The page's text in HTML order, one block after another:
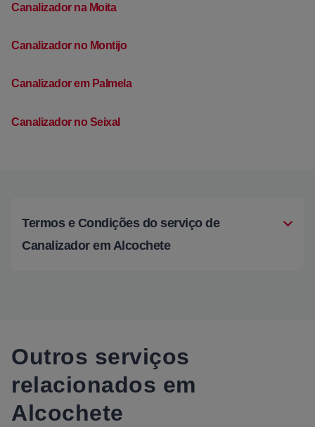
Canalizador na Moita
Canalizador no Montijo
Canalizador em Palmela
Canalizador no Seixal
Termos e Condições do serviço de
Canalizador em Alcochete
Outros serviços
relacionados em
Alcochete